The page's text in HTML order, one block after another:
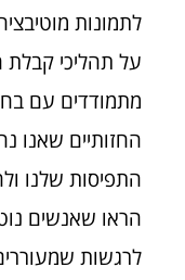
לתמונות
על תהליכי
מתמודדים עם
החזותיים שאנו
התפיסות שלנו
הראו שאנשים
לרגשות